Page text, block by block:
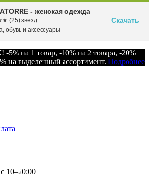
на 1 товар, -10% на 2 товара, -20%
на выделенный ассортимент. Подробнее
10–20:00
- женская одежда
(25) звезд
обувь и аксессуары
Скачать